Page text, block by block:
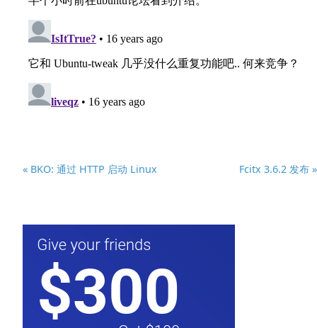
« BKO: 通过 HTTP 启动 Linux Fcitx 3.6.2 发布 »